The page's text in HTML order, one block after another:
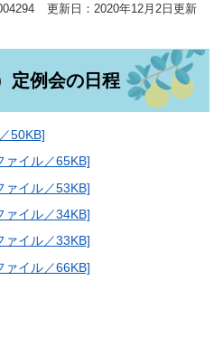
更新日：2020年12月2日更新
定例会の日程
50KB]
ァイル／65KB]
ァイル／53KB]
ァイル／34KB]
ァイル／33KB]
ァイル／66KB]